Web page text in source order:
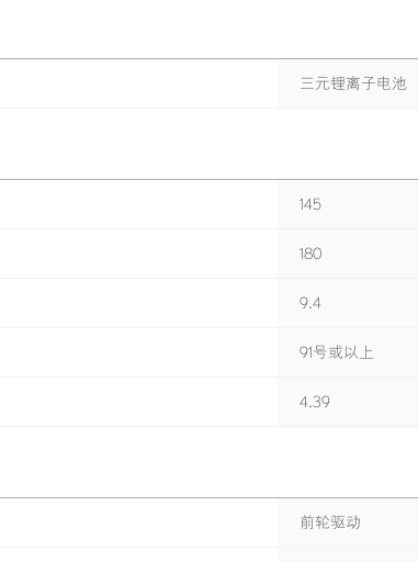
三元锂离子电池
145
180
9.4
91号或以上
4.39
前轮驱动